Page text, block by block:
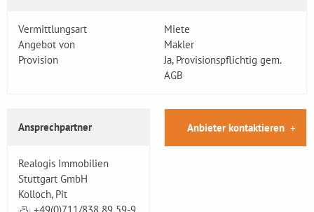
Vermittlungsart
Miete
Angebot von
Makler
Provision
Ja, Provisionspflichtig gem.
AGB
Ansprechpartner
Realogis Immobilien
Stuttgart GmbH
Kolloch, Pit
Anbieter kontaktieren